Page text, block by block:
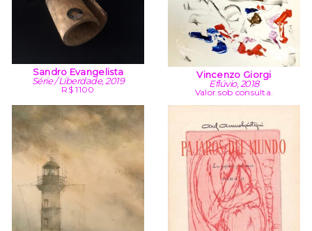
Sandro Evangelista
Série / Liberdade, 2019
R$ 1100
Vincenzo Giorgi
Eflúvio, 2018
Valor sob consulta.